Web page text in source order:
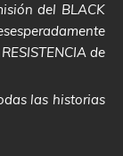
del BLACK
de
las historias